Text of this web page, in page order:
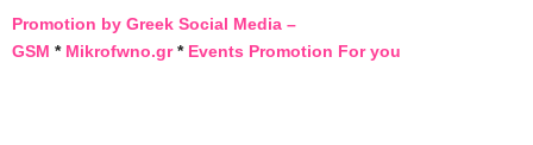
Promotion by Greek Social Media –
GSM * Mikrofwno.gr* Events Promotion For you